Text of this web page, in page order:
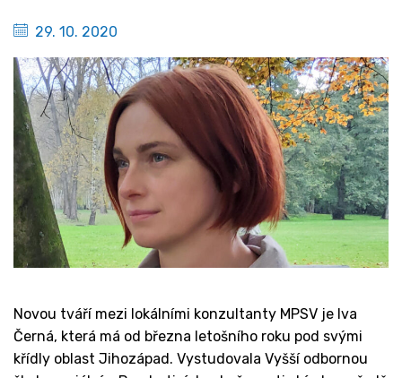
29. 10. 2020
Novou tváří mezi lokálními konzultanty MPSV je Iva
Černá, která má od března letošního roku pod svými
křídly oblast Jihozápad. Vystudovala Vyšší odbornou